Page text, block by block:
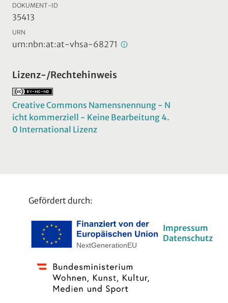
DOKUMENT-ID
35413
URN
urn:nbn:at:at-vhsa-68271
Lizenz-/Rechtehinweis
Creative Commons Namensnennung - N
icht kommerziell - Keine Bearbeitung 4.
0 International Lizenz
Gefördert durch:
Impressum
Datenschutz